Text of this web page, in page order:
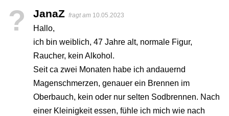
? JanaZ fragt am 10.05.2023
Hallo,
ich bin weiblich, 47 Jahre alt, normale Figur,
Raucher, kein Alkohol.
Seit ca zwei Monaten habe ich andauernd
Magenschmerzen, genauer ein Brennen im
Oberbauch, kein oder nur selten Sodbrennen. Nach
einer Kleinigkeit essen, fühle ich mich wie nach